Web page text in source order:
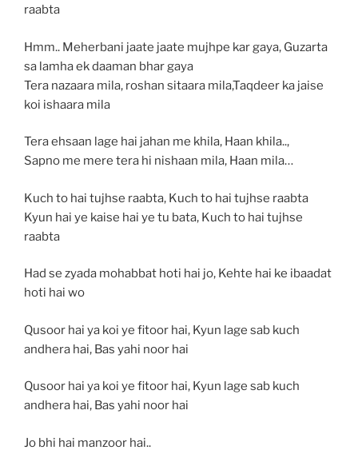
raabta
Hmm.. Meherbani jaate jaate mujhpe kar gaya, Guzarta
sa lamha ek daaman bhar gaya
Tera nazaara mila, roshan sitaara mila,Taqdeer ka jaise
koi ishaara mila
Tera ehsaan lage hai jahan me khila, Haan khila..,
Sapno me mere tera hi nishaan mila, Haan mila…
Kuch to hai tujhse raabta, Kuch to hai tujhse raabta
Kyun hai ye kaise hai ye tu bata, Kuch to hai tujhse
raabta
Had se zyada mohabbat hoti hai jo, Kehte hai ke ibaadat
hoti hai wo
Qusoor hai ya koi ye fitoor hai, Kyun lage sab kuch
andhera hai, Bas yahi noor hai
Qusoor hai ya koi ye fitoor hai, Kyun lage sab kuch
andhera hai, Bas yahi noor hai
Jo bhi hai manzoor hai..